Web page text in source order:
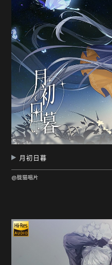
月初日暮
@胧猫唱片